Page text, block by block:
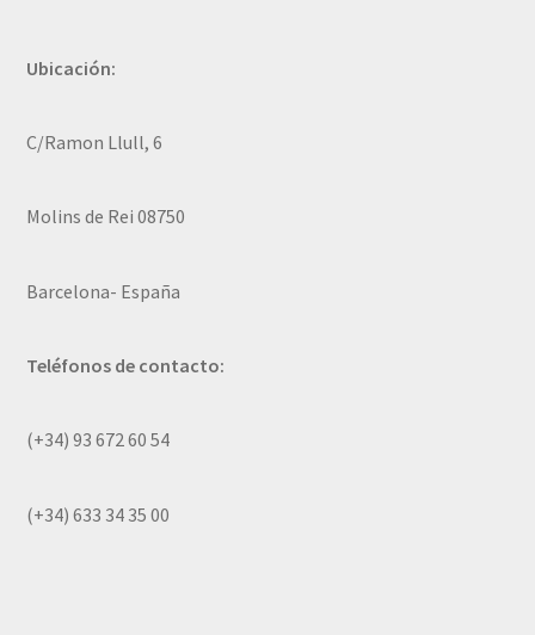
Ubicación:
C/Ramon Llull, 6
Molins de Rei 08750
Barcelona- España
Teléfonos de contacto:
(+34) 93 672 60 54
(+34) 633 34 35 00